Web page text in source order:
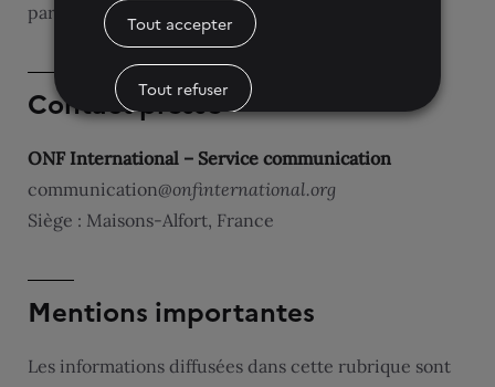
partenariaux.
Contact presse
ONF International – Service communication
communication@onfinternational.org
Siège : Maisons‑Alfort, France
Mentions importantes
Les informations diffusées dans cette rubrique sont
Tout accepter
Tout refuser
Paramètres des cookies